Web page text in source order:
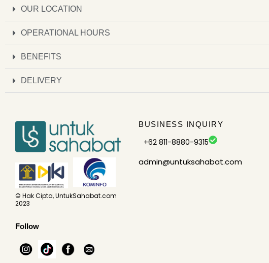
OUR LOCATION
OPERATIONAL HOURS
BENEFITS
DELIVERY
© Hak Cipta, UntukSahabat.com
2023
Follow
BUSINESS INQUIRY
+62 811-8880-9315
admin@untuksahabat.com